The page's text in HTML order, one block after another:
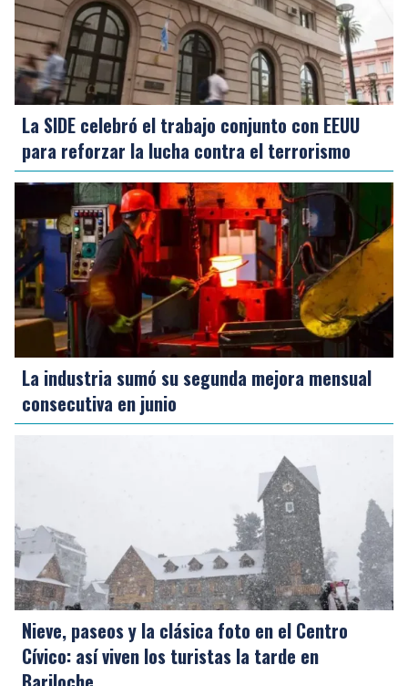
La SIDE celebró el trabajo conjunto con EEUU
para reforzar la lucha contra el terrorismo
La industria sumó su segunda mejora mensual
consecutiva en junio
Nieve, paseos y la clásica foto en el Centro
Cívico: así viven los turistas la tarde en